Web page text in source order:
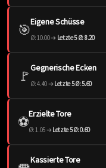
🎯Eigene Schüsse
Ø: 10.00 ➔ Letzte 5 Ø: 8.20
🚩Gegnerische Ecken
Ø: 4.40 ➔Letzte 5 Ø: 5.60
⚽️Erzielte Tore
Ø: 1.05 ➔Letzte 5 Ø: 0.60
Kassierte Tore